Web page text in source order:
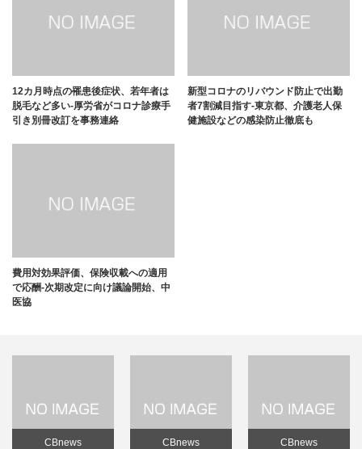
12カ月時点の罹患後症状、若年者は
脱毛など多い-厚労省がコロナ診療手
引き別冊改訂を事務連絡
新型コロナのリバウンド防止で出勤
者7割減目指す-東京都、介護老人保
健施設などの感染防止徹底も
費用対効果評価、保険収載への適用
で応酬-次期改定に向け議論開始、中
医協
CBnews CBnews CBnews